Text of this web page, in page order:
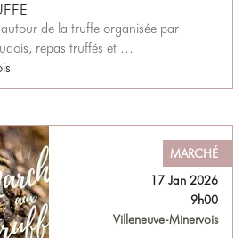
de la truffe organisée par
repas truffés et …
MARCHÉ
17 Jan 2026
9h00
Villeneuve-Minervois